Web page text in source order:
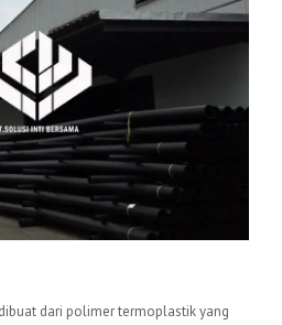
dari polimer termoplastik yang